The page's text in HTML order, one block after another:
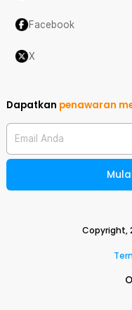
Facebook
X
Dapatkan penawaran
Email Anda
Copyright,